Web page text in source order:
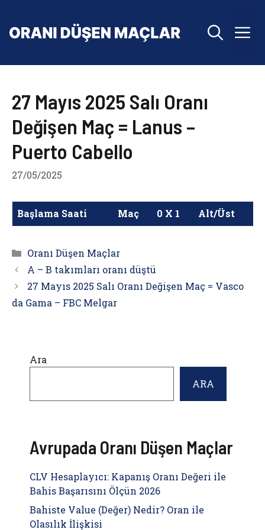
27 Mayıs 2025 Salı Oranı
Değişen Maç = Lanus –
Puerto Cabello
27/05/2025
Başlama Saati Maç 0 X 1 Alt/Üst
Kategoriler
Oranı Düşen Maçlar
A – B takımları oranı düştü
27 Mayıs 2025 Salı Oranı Değişen Maç = Vasco
da Gama – FBC Melgar
Ara
ARA
Avrupada Oranı Düşen Maçlar
CLV Hesaplayıcı: Kapanış Oranı Değeri ile
Bahis Başarısını Ölçün 2026
Bahiste Value (Değer) Nedir? Oran ile
Olasılık İlişkisi